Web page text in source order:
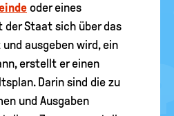
oder eines
der Staat sich über das
ausgeben wird, ein
erstellt er einen
Darin sind die zu
und Ausgaben